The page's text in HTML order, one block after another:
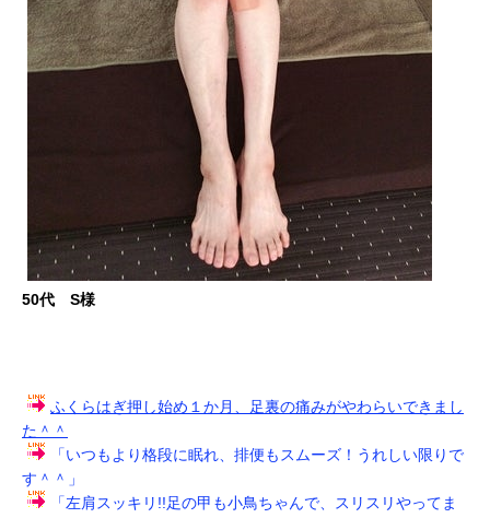
50代 S様
ふくらはぎ押し始め１か月、足裏の痛みがやわらいできまし
た＾＾
「いつもより格段に眠れ、排便もスムーズ！うれしい限りで
す＾＾」
「左肩スッキリ!!足の甲も小鳥ちゃんで、スリスリやってま